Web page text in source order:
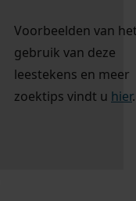
Voorbeelden van
gebruik van deze
leestekens en meer
zoektips vindt u hier.